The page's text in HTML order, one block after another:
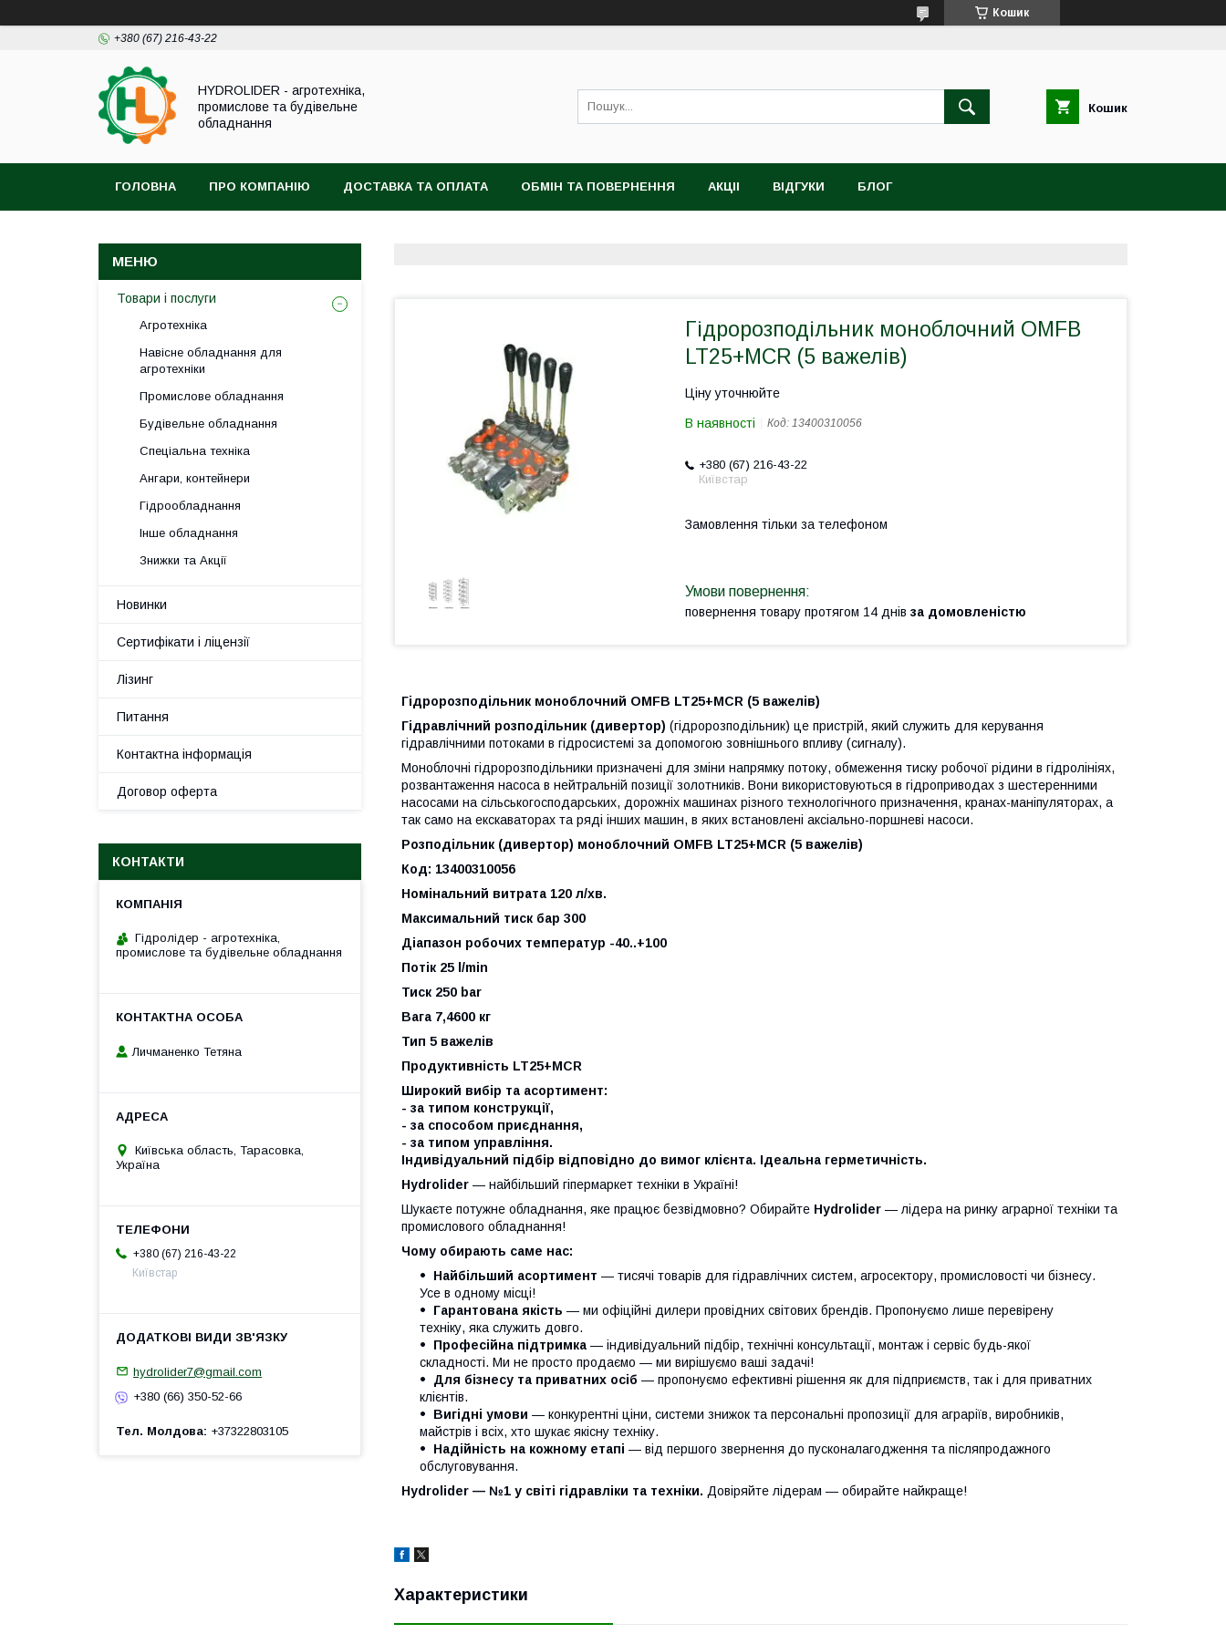
Кошик
+380 (67) 216-43-22
HYDROLIDER - агротехніка,
промислове та будівельне
обладнання
Кошик
ГОЛОВНА ПРО КОМПАНІЮ ДОСТАВКА ТА ОПЛАТА ОБМІН ТА ПОВЕРНЕННЯ АКЦІІ ВІДГУКИ БЛОГ
Гідророзподільник моноблочний OMFB
LT25+MCR (5 важелів)
Ціну уточнюйте
В наявності Код: 13400310056
+380 (67) 216-43-22
Київстар
Замовлення тільки за телефоном
повернення товару протягом 14 днів за домовленістю
Гідророзподільник моноблочний OMFB LT25+MCR (5 важелів)
Гідравлічний розподільник (дивертор) (гідророзподільник) це пристрій, який служить для керування
гідравлічними потоками в гідросистемі за допомогою зовнішнього впливу (сигналу).
Моноблочні гідророзподільники призначені для зміни напрямку потоку, обмеження тиску робочої рідини в гідролініях,
розвантаження насоса в нейтральній позиції золотників. Вони використовуються в гідроприводах з шестеренними
насосами на сільськогосподарських, дорожніх машинах різного технологічного призначення, кранах-маніпуляторах, а
так само на екскаваторах та ряді інших машин, в яких встановлені аксіально-поршневі насоси.
Розподільник (дивертор) моноблочний OMFB LT25+MCR (5 важелів)
Код: 13400310056
Номінальний витрата 120 л/хв.
Максимальний тиск бар 300
Діапазон робочих температур -40..+100
Потік 25 l/min
Тиск 250 bar
Вага 7,4600 кг
Тип 5 важелів
Продуктивність LT25+MCR
Широкий вибір та асортимент:
- за типом конструкції,
- за способом приєднання,
- за типом управління.
Індивідуальний підбір відповідно до вимог клієнта. Ідеальна герметичність.
Hydrolider — найбільший гіпермаркет техніки в Україні!
Шукаєте потужне обладнання, яке працює безвідмовно? Обирайте Hydrolider — лідера на ринку аграрної техніки та
промислового обладнання!
Чому обирають саме нас:
Найбільший асортимент — тисячі товарів для гідравлічних систем, агросектору, промисловості чи бізнесу.
Усе в одному місці!
Гарантована якість — ми офіційні дилери провідних світових брендів. Пропонуємо лише перевірену
техніку, яка служить довго.
Професійна підтримка — індивідуальний підбір, технічні консультації, монтаж і сервіс будь-якої
складності. Ми не просто продаємо — ми вирішуємо ваші задачі!
Для бізнесу та приватних осіб — пропонуємо ефективні рішення як для підприємств, так і для приватних
клієнтів.
Вигідні умови — конкурентні ціни, системи знижок та персональні пропозиції для аграріїв, виробників,
майстрів і всіх, хто шукає якісну техніку.
Надійність на кожному етапі — від першого звернення до пусконалагодження та післяпродажного
обслуговування.
Hydrolider — №1 у світі гідравліки та техніки. Довіряйте лідерам — обирайте найкраще!
Характеристики
Товари і послуги
Агротехніка
Навісне обладнання для
агротехніки
Промислове обладнання
Будівельне обладнання
Спеціальна техніка
Ангари, контейнери
Гідрообладнання
Інше обладнання
Знижки та Акції
Новинки
Сертифікати і ліцензії
Лізинг
Питання
Контактна інформація
Договор оферта
КОНТАКТИ
Гідролідер - агротехніка,
промислове та будівельне обладнання
Личманенко Тетяна
Київська область, Тарасовка,
Україна
+380 (67) 216-43-22
Київстар
hydrolider7@gmail.com
+380 (66) 350-52-66
Тел. Молдова +37322803105